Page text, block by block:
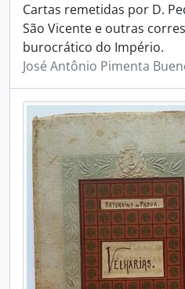
Cartas remetidas por D.
São Vicente e outras
burocrático do Império.
José Antônio Pimenta